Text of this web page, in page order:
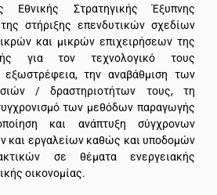
Εθνικής Στρατηγικής Έξυπνης
στήριξης επενδυτικών σχεδίων
και μικρών επιχειρήσεων της
για τον τεχνολογικό τους
εξωστρέφεια, την αναβάθμιση των
/ δραστηριοτήτων τους, τη
των μεθόδων παραγωγής
και ανάπτυξη σύγχρονων
και εργαλείων καθώς και υποδομών
σε θέματα ενεργειακής
οικονομίας.